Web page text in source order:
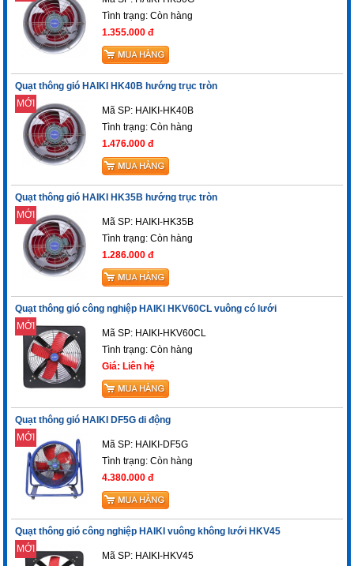
Tình trạng:Còn hàng
1.355.000 đ
Quạt thông gió HAIKI HK40B hướng trục tròn
MỚI
Mã SP: HAIKI-HK40B
Tình trạng:Còn hàng
1.476.000 đ
Quạt thông gió HAIKI HK35B hướng trục tròn
MỚI
Mã SP: HAIKI-HK35B
Tình trạng:Còn hàng
1.286.000 đ
Quạt thông gió công nghiệp HAIKI HKV60CL vuông có lưới
MỚI
Mã SP: HAIKI-HKV60CL
Tình trạng:Còn hàng
Giá: Liên hệ
Quạt thông gió HAIKI DF5G di động
MỚI
Mã SP: HAIKI-DF5G
Tình trạng:Còn hàng
4.380.000 đ
Quạt thông gió công nghiệp HAIKI vuông không lưới HKV45
MỚI
Mã SP: HAIKI-HKV45